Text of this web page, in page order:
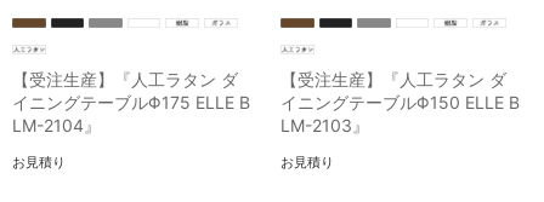
【受注生産】『人工ラタン ダ
イニングテーブルΦ175 ELLE B
LM-2104』
お見積り
【受注生産】『人工ラタン ダ
イニングテーブルΦ150 ELLE B
LM-2103』
お見積り